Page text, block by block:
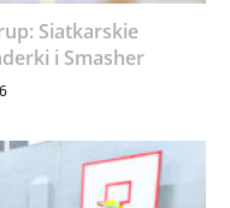
Siatkarskie
i Smasher